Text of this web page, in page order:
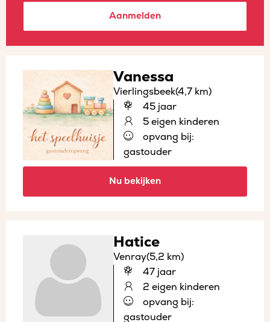
Aanmelden
Vanessa
Vierlingsbeek(4,7 km)
45 jaar
5 eigen kinderen
opvang bij:
gastouder
Nu bekijken
Hatice
Venray(5,2 km)
47 jaar
2 eigen kinderen
opvang bij:
gastouder